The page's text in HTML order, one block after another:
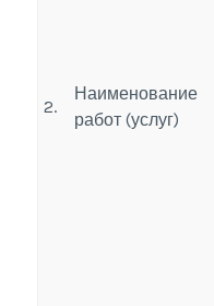
2.
Наименование
работ (услуг)